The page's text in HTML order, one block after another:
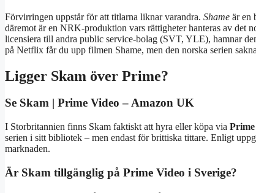
Förvirringen uppstår för att titlarna liknar varandra. Shame är en
däremot är en NRK-produktion vars rättigheter hanteras av det
licensiera till andra public service‑bolag (SVT, YLE), hamnar
på Netflix får du upp filmen Shame, men den norska serien
Ligger Skam över Prime?
Se Skam | Prime Video – Amazon UK
I Storbritannien finns Skam faktiskt att hyra eller köpa via
serien i sitt bibliotek – men endast för brittiska tittare. Enligt
marknaden.
Är Skam tillgänglig på Prime Video i Sverige?